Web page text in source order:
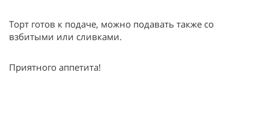
Торт готов к подаче, можно подавать также со
взбитыми или сливками.
Приятного аппетита!